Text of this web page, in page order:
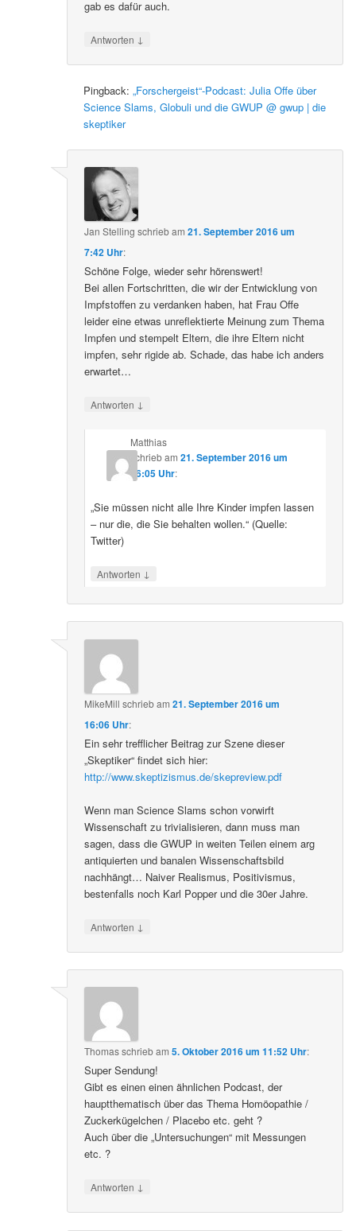
gab es dafür auch.
Antworten ↓
Pingback:„Forschergeist“-Podcast: Julia Offe über
Science Slams, Globuli und die GWUP @ gwup | die
skeptiker
Jan Stelling schriebam21. September 2016 um
7:42 Uhr:
Schöne Folge, wieder sehr hörenswert!
Bei allen Fortschritten, die wir der Entwicklung von
Impfstoffen zu verdanken haben, hat Frau Offe
leider eine etwas unreflektierte Meinung zum Thema
Impfen und stempelt Eltern, die ihre Eltern nicht
impfen, sehr rigide ab. Schade, das habe ich anders
erwartet…
Antworten ↓
Matthias
schriebam 21. September 2016 um
16:05 Uhr:
„Sie müssen nicht alle Ihre Kinder impfen lassen
– nur die, die Sie behalten wollen.“ (Quelle:
Twitter)
Antworten ↓
MikeMill schriebam21. September 2016 um
16:06 Uhr:
Ein sehr trefflicher Beitrag zur Szene dieser
„Skeptiker“ findet sich hier:
http://www.skeptizismus.de/skepreview.pdf
Wenn man Science Slams schon vorwirft
Wissenschaft zu trivialisieren, dann muss man
sagen, dass die GWUP in weiten Teilen einem arg
antiquierten und banalen Wissenschaftsbild
nachhängt… Naiver Realismus, Positivismus,
bestenfalls noch Karl Popper und die 30er Jahre.
Antworten ↓
Thomasschriebam5. Oktober 2016 um 11:52 Uhr:
Super Sendung!
Gibt es einen einen ähnlichen Podcast, der
hauptthematisch über das Thema Homöopathie /
Zuckerkügelchen / Placebo etc. geht ?
Auch über die „Untersuchungen“ mit Messungen
etc. ?
Antworten ↓